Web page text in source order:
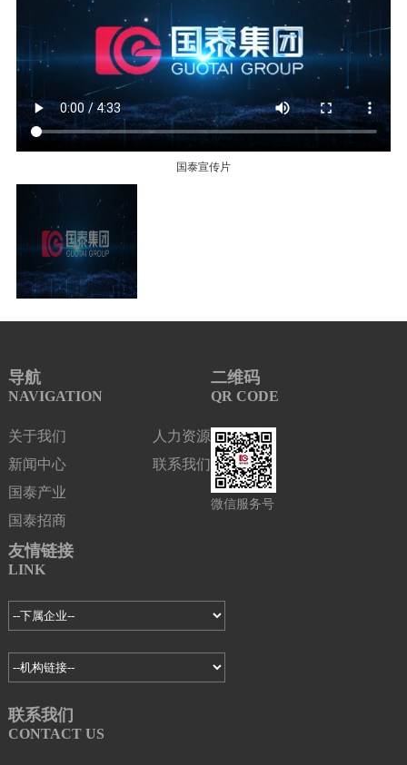
国泰宣传片
导航
NAVIGATION
关于我们
新闻中心
国泰产业
国泰招商
人力资源
联系我们
二维码
QR CODE
微信服务号
友情链接
LINK
联系我们
CONTACT US